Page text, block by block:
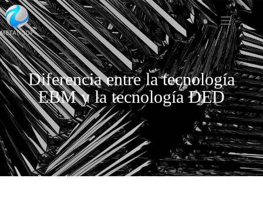
Diferencia entre la tecnología
EBM y la tecnología DED